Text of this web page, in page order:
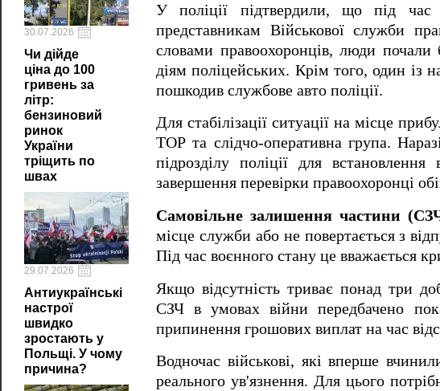
30.07.2026
Чи дійде
ціна до 100
гривень за
літр:
бензиновий
ринок
України
тріщить по
швах
29.07.2026
Антиукраїнські
настрої
швидко
зростають у
Польщі. У чому
причина?
У поліції підтвердили, що під час
представникам Військової служби
словами правоохоронців, люди почали
діям поліцейських. Крім того, один із
пошкодив службове авто поліції.
Для стабілізації ситуації на місце
ТОР та слідчо-оперативна група.
підрозділу поліції для
завершення перевірки правоохоронці
Самовільне залишення частини
місце служби або не повертається з
Під час воєнного стану це вважається
Якщо відсутність триває понад три
СЗЧ в умовах війни передбачено
припинення грошових виплат на час
Водночас військові, які вперше
реального ув'язнення. Для цього